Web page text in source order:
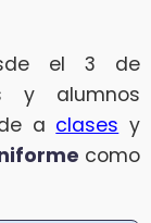
el 3 de
y alumnos
a clases y
como